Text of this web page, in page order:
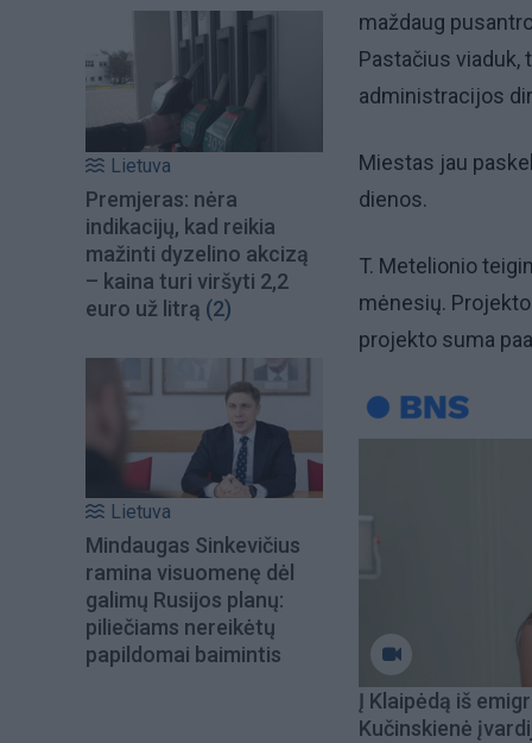
Lietuva
Premjeras: nėra
indikacijų, kad reikia
mažinti dyzelino akcizą
– kaina turi viršyti 2,2
euro už litrą (2)
Lietuva
Mindaugas Sinkevičius
ramina visuomenę dėl
galimų Rusijos planų:
piliečiams nereikėtų
papildomai baimintis
maždaug
Pastačius viaduk,
administracijos
Miestas jau
dienos.
T. Metelionio
mėnesių.
projekto suma
Į Klaipėdą iš
Kučinskienė